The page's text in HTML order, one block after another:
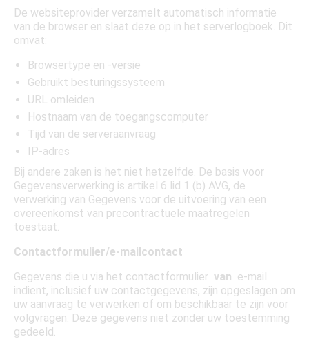
De websiteprovider verzamelt automatisch informatie
van de browser en slaat deze op in het serverlogboek. Dit
omvat:
Browsertype en -versie
Gebruikt besturingssysteem
URL omleiden
Hostnaam van de toegangscomputer
Tijd van de serveraanvraag
IP-adres
Bij andere zaken is het niet hetzelfde. De basis voor
Gegevensverwerking is artikel 6 lid 1 (b) AVG, de
verwerking van Gegevens voor de uitvoering van een
overeenkomst van precontractuele maatregelen
toestaat.
Contactformulier/e-mailcontact
Gegevens die u via het contactformulier van e-mail
indient, inclusief uw contactgegevens, zijn opgeslagen om
uw aanvraag te verwerken of om beschikbaar te zijn voor
volgvragen. Deze gegevens niet zonder uw toestemming
gedeeld.